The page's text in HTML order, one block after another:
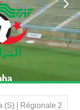
(S) | Régionale 2